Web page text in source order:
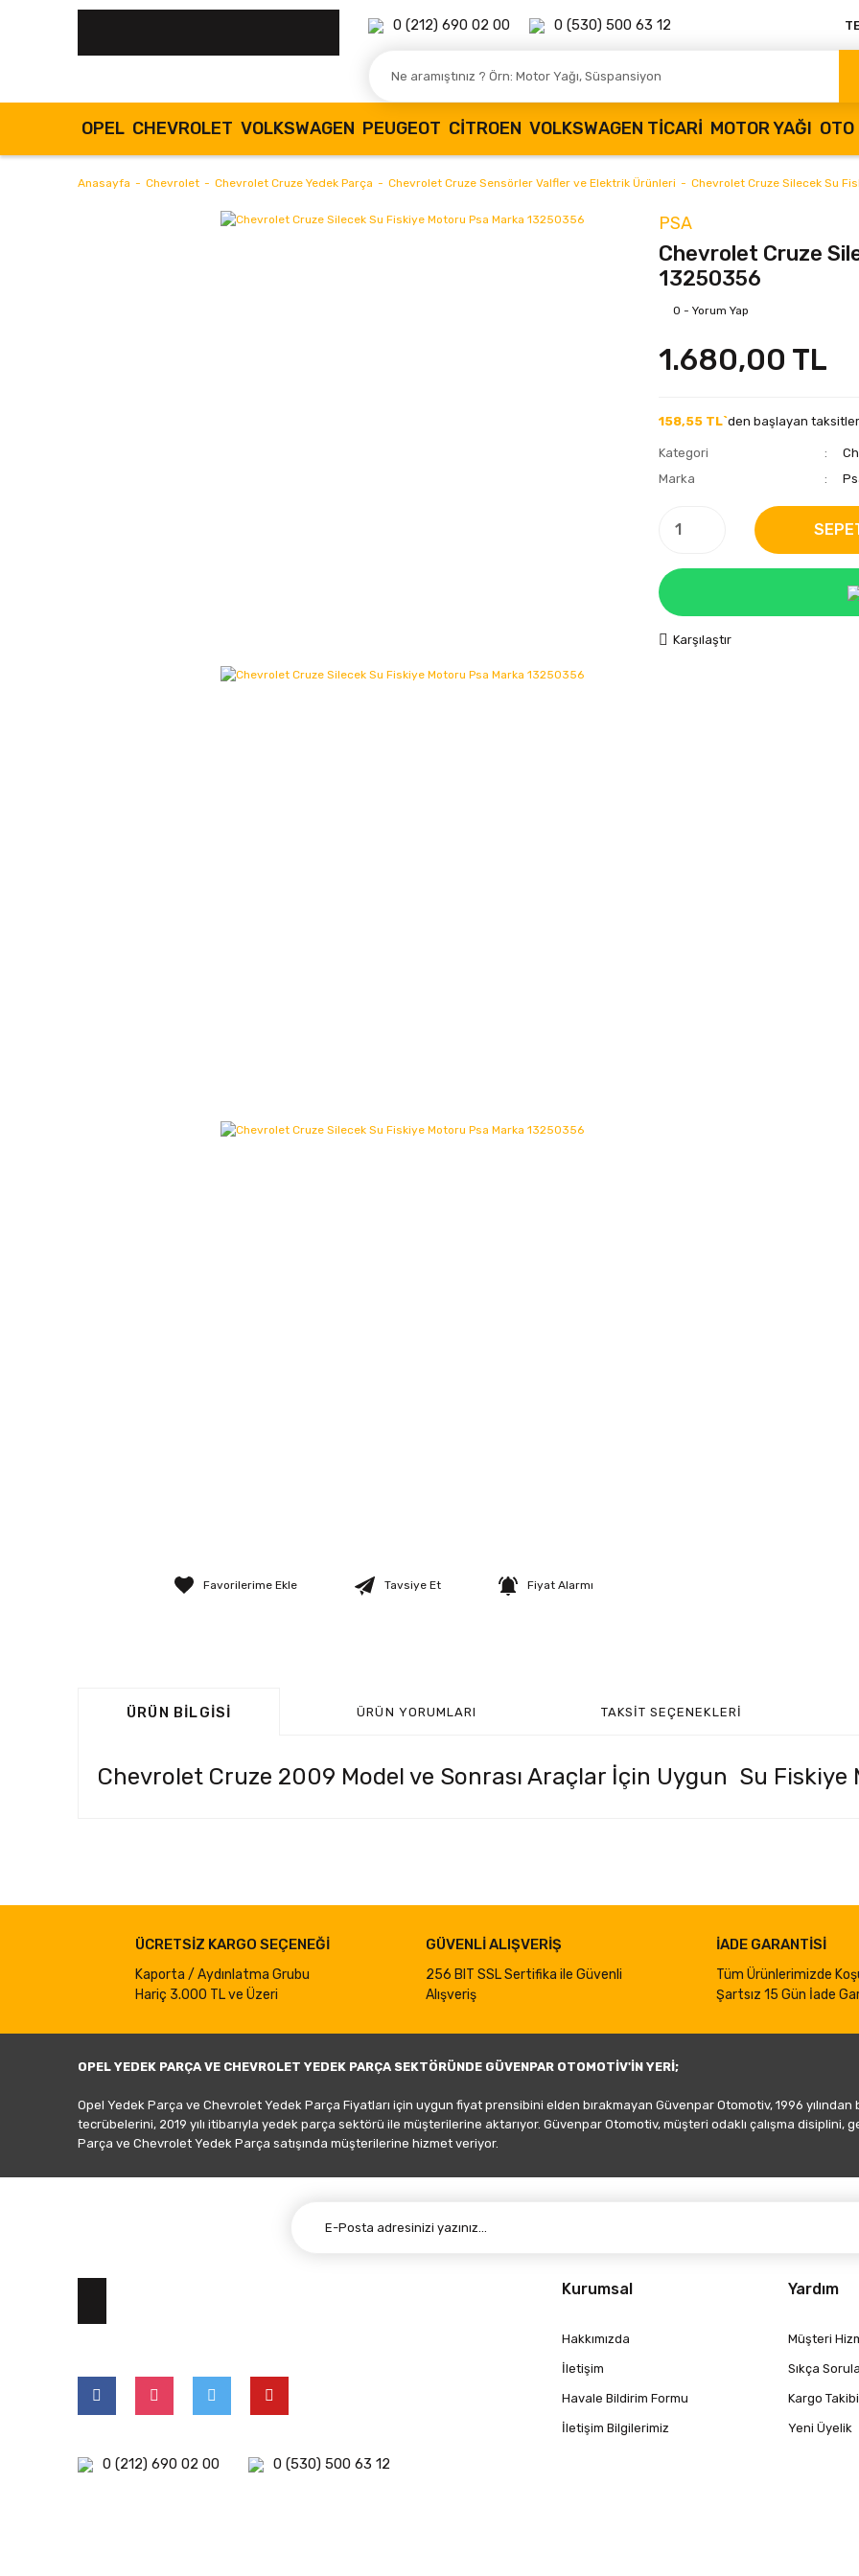
0 (212) 690 02 00 0 (530) 500 63 12
OPEL CHEVROLET VOLKSWAGEN PEUGEOT CITROEN VOLKSWAGEN TICARI MOTOR YAĞI
Anasayfa Chevrolet Chevrolet Cruze Yedek Parça Chevrolet Cruze Sensörler Valfler ve Elektrik Ürünleri Chevrolet Cruze Silecek Su
Tavsiye Et Fiyat Alarmı
PSA
Chevrolet Cruze
13250356
0 - Yorum Yap
1.680,00 TL
158,55 TL`den başlayan
Kategori
Marka
Karşılaştır
ÜRÜN BILGISI ÜRÜN YORUMLARI TAKSIT SEÇENEKLERI
Chevrolet Cruze 2009 Model ve Sonrası Araçlar İçin Uygun Su Fiskiye
Ürün açıklamasında eksik bilgiler bulunuyor.
Ürün bilgilerinde hatalar bulunuyor.
Ürün fiyatı diğer sitelerden daha pahalı.
ÜCRETSİZ KARGO SEÇENEĞİ
Kaporta / Aydınlatma Grubu
Hariç 3.000 TL ve Üzeri
GÜVENLİ ALIŞVERİŞ
256 BIT SSL Sertifika ile Güvenli
Alışveriş
İADE GARANTİSİ
Tüm Ürünlerimizde
Şartsız 15 Gün İade
OPEL YEDEK PARÇA VE CHEVROLET YEDEK PARÇA SEKTÖRÜNDE GÜVENPAR OTOMOTİV'İN YERİ;
Opel Yedek Parça ve Chevrolet Yedek Parça Fiyatları için uygun fiyat prensibini elden bırakmayan Güvenpar Otomotiv, 1996
tecrübelerini, 2019 yılı itibarıyla yedek parça sektörü ile müşterilerine aktarıyor. Güvenpar Otomotiv, müşteri odaklı çalışma disiplini,
Parça ve Chevrolet Yedek Parça satışında müşterilerine hizmet veriyor.
0 (212) 690 02 00 0 (530) 500 63 12
Kurumsal
Hakkımızda
İletişim
Havale Bildirim Formu
İletişim Bilgilerimiz
Yardım
Müşteri
Sıkça
Kargo Takibi
Yeni Üyelik